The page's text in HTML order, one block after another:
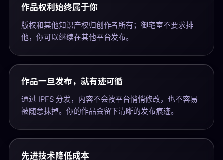
作品权利始终属于你
版权和其他知识产权归创作者所有；御宅室不要求排
他，你可以继续在其他平台发布。
作品一旦发布，就有迹可循
通过 IPFS 分发，内容不会被平台悄悄修改，也不容易
被随意抹掉。你的作品会留下清晰的发布痕迹。
先进技术降低成本